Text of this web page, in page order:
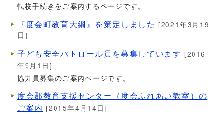
転校手続きをご案内するページです。
『度会町教育大綱』を策定しました [2021年3月19
日]
子ども安全パトロール員を募集しています [2016
年9月1日]
協力員募集のご案内ページです。
度会郡教育支援センター（度会ふれあい教室）の
ご案内 [2015年4月14日]